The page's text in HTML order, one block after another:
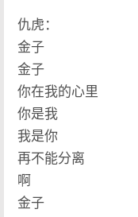
仇虎：
金子
金子
你在我的心里
你是我
我是你
再不能分离
啊
金子